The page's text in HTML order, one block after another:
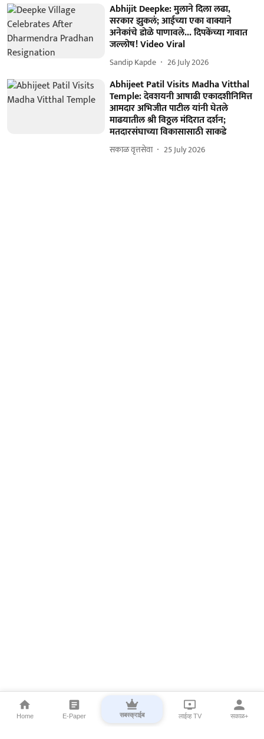
Abhijit Deepke: मुलाने दिला लढा,
सरकार झुकलं; आईच्या एका वाक्याने
अनेकांचे डोळे पाणावले... दिपकेंच्या गावात
जल्लोष! Video Viral
Sandip Kapde 26 July 2026
Abhijeet Patil Visits Madha Vitthal
Temple: देवशयनी आषाढी एकादशीनिमित्त
आमदार अभिजीत पाटील यांनी घेतले
माढयातील श्री विठ्ठल मंदिरात दर्शन;
मतदारसंघाच्या विकासासाठी साकडे
सकाळ वृत्तसेवा 25 July 2026
Home E-Paper सबस्क्राईब लाईव्ह TV सकाळ+